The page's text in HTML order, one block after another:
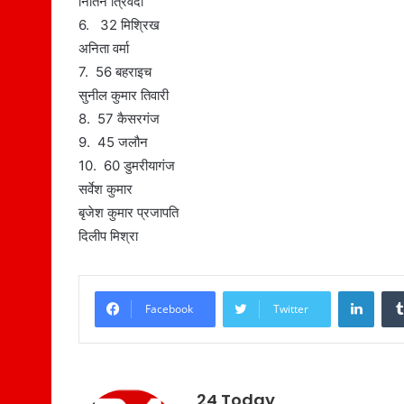
6. 32 मिश्रिख
अनिता वर्मा
7. 56 बहराइच
सुनील कुमार तिवारी
8. 57 कैसरगंज
9. 45 जलौन
10. 60 डुमरीयागंज
सर्वेश कुमार
बृजेश कुमार प्रजापति
दिलीप मिश्रा
Facebook Twitter